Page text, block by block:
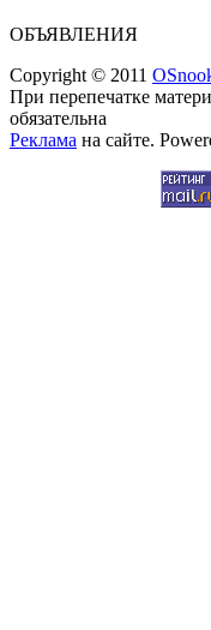
ОБЪЯВЛЕНИЯ
Copyright © 2011
При перепечатке
обязательна
Реклама на сайте.